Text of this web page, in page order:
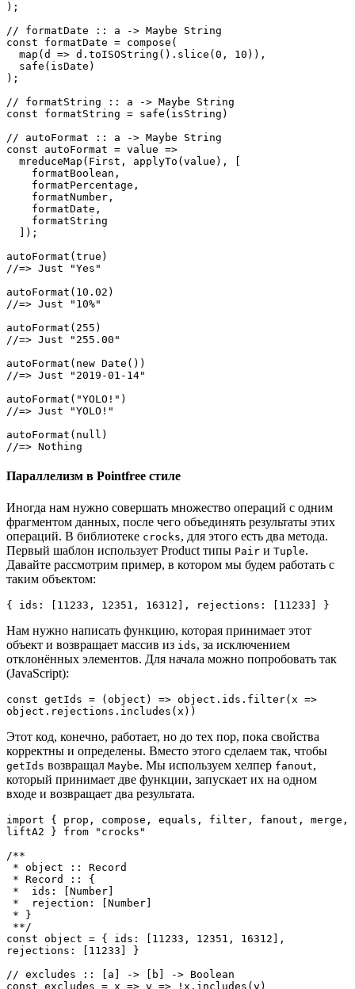
);
// formatDate :: a -> Maybe String
const formatDate = compose(
);
// formatString :: a -> Maybe String
const formatString = safe(isString)
// autoFormat :: a -> Maybe String
const autoFormat = value =>
autoFormat(true)
//=> Just "Yes"
autoFormat(10.02)
//=> Just "10%"
autoFormat(255)
//=> Just "255.00"
autoFormat(new Date())
//=> Just "2019-01-14"
autoFormat("YOLO!")
//=> Just "YOLO!"
autoFormat(null)
//=> Nothing
Параллелизм в Pointfree стиле
Иногда нам нужно совершать множество операций с одним
фрагментом данных, после чего объединять результаты этих
операций. В библиотеке crocks, для этого есть два метода.
Первый шаблон использует Product типы Pair и Tuple.
Давайте рассмотрим пример, в котором мы будем работать с
таким объектом:
{ ids: [11233, 12351, 16312], rejections: [11233] }
Нам нужно написать функцию, которая принимает этот
объект и возвращает массив из ids, за исключением
отклонённых элементов. Для начала можно попробовать так
(JavaScript):
const getIds = (object) => object.ids.filter(x =>
object.rejections.includes(x))
Этот код, конечно, работает, но до тех пор, пока свойства
корректны и определены. Вместо этого сделаем так, чтобы
getIds возвращал Maybe. Мы используем хелпер fanout,
который принимает две функции, запускает их на одном
входе и возвращает два результата.
import { prop, compose, equals, filter, fanout, merge,
liftA2 } from "crocks"
/**
const object = { ids: [11233, 12351, 16312],
rejections: [11233] }
// excludes :: [a] -> [b] -> Boolean
const excludes = x => y => !x.includes(y)